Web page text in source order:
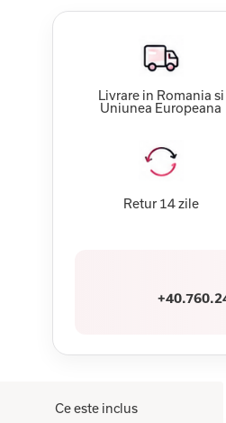
Livrare in Romania si
Uniunea Europeana
Retur 14 zile
Ce este inclus